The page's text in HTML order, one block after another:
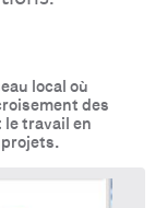
local où
des
travail en
projets.